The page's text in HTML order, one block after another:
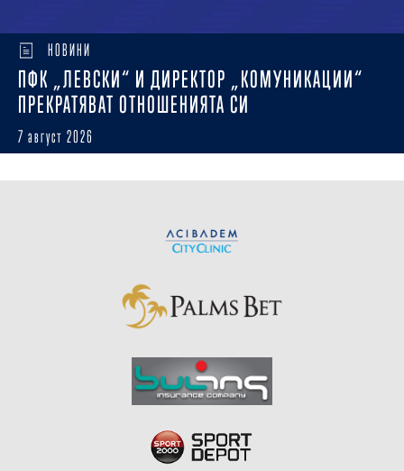
НОВИНИ
ПФК „ЛЕВСКИ“ И ДИРЕКТОР „КОМУНИКАЦИИ“
ПРЕКРАТЯВАТ ОТНОШЕНИЯТА СИ
7 август 2026